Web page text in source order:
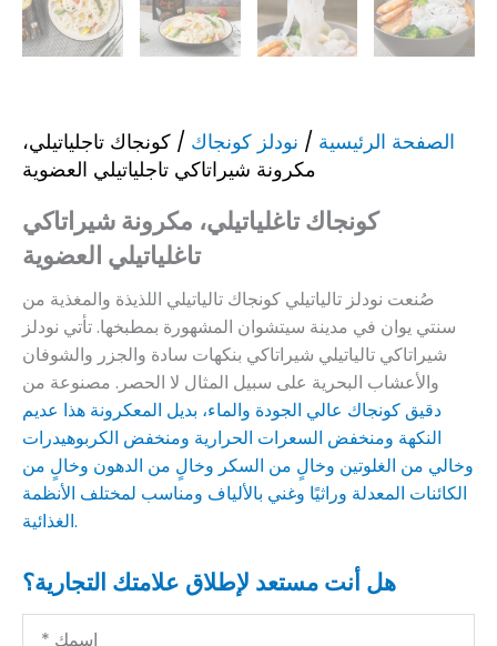
الصفحة الرئيسية / نودلز كونجاك / كونجاك تاجلياتيلي،
مكرونة شيراتاكي تاجلياتيلي العضوية
كونجاك تاغلياتيلي، مكرونة شيراتاكي
تاغلياتيلي العضوية
صُنعت نودلز تالياتيلي كونجاك تالياتيلي اللذيذة والمغذية من
سنتي يوان في مدينة سيتشوان المشهورة بمطبخها. تأتي نودلز
شيراتاكي تالياتيلي شيراتاكي بنكهات سادة والجزر والشوفان
والأعشاب البحرية على سبيل المثال لا الحصر. مصنوعة من
دقيق كونجاك عالي الجودة والماء، بديل المعكرونة هذا عديم
النكهة ومنخفض السعرات الحرارية ومنخفض الكربوهيدرات
وخالي من الغلوتين وخالٍ من السكر وخالٍ من الدهون وخالٍ من
الكائنات المعدلة وراثيًا وغني بالألياف ومناسب لمختلف الأنظمة
الغذائية.
هل أنت مستعد لإطلاق علامتك التجارية؟
اسمك